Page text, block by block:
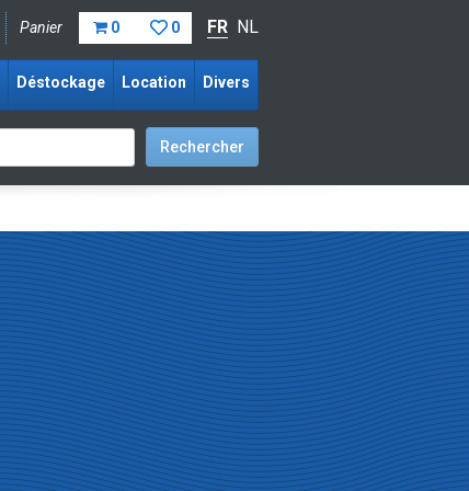
Panier 0 0 FR NL
Déstockage Location Divers